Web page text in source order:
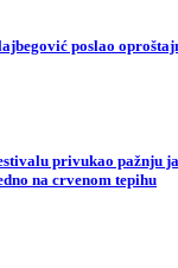
poslao
privukao pažnju
na crvenom tepihu